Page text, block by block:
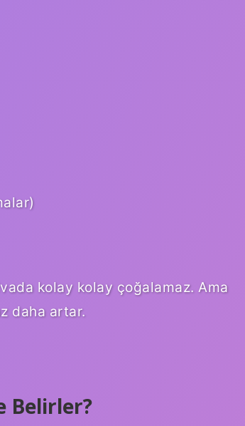
kolay kolay çoğalamaz. Ama
daha artar.
Belirler?